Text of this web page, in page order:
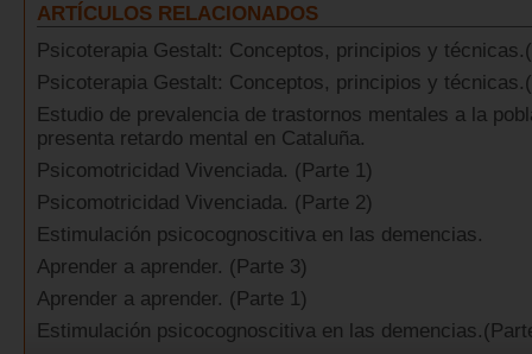
ARTÍCULOS RELACIONADOS
Psicoterapia Gestalt: Conceptos, principios y
Psicoterapia Gestalt: Conceptos, principios y
Estudio de prevalencia de trastornos mentales a la
presenta retardo mental en Cataluña.
Psicomotricidad Vivenciada. (Parte 1)
Psicomotricidad Vivenciada. (Parte 2)
Estimulación psicocognoscitiva en las demencias.
Aprender a aprender. (Parte 3)
Aprender a aprender. (Parte 1)
Estimulación psicocognoscitiva en las